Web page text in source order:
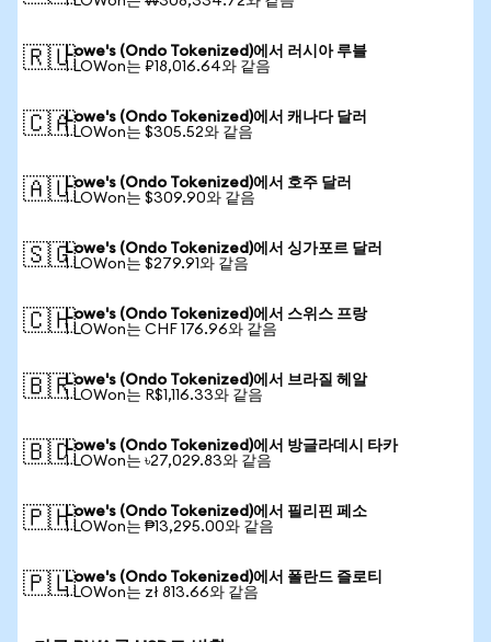
🇷🇺Lowe's (Ondo Tokenized)에서 러시아 루블
1 LOWon는 ₽18,016.64와 같음
🇨🇦Lowe's (Ondo Tokenized)에서 캐나다 달러
1 LOWon는 $305.52와 같음
🇦🇺Lowe's (Ondo Tokenized)에서 호주 달러
1 LOWon는 $309.90와 같음
🇸🇬Lowe's (Ondo Tokenized)에서 싱가포르 달러
1 LOWon는 $279.91와 같음
🇨🇭Lowe's (Ondo Tokenized)에서 스위스 프랑
1 LOWon는 CHF 176.96와 같음
🇧🇷Lowe's (Ondo Tokenized)에서 브라질 헤알
1 LOWon는 R$1,116.33와 같음
🇧🇩Lowe's (Ondo Tokenized)에서 방글라데시 타카
1 LOWon는 ৳27,029.83와 같음
🇵🇭Lowe's (Ondo Tokenized)에서 필리핀 페소
1 LOWon는 ₱13,295.00와 같음
🇵🇱Lowe's (Ondo Tokenized)에서 폴란드 즐로티
1 LOWon는 zł 813.66와 같음